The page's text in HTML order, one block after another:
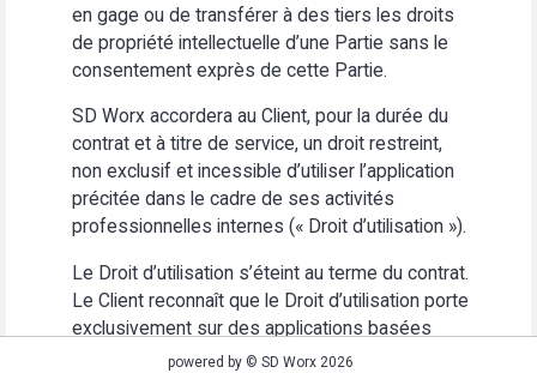
en gage ou de transférer à des tiers les droits
de propriété intellectuelle d’une Partie sans le
consentement exprès de cette Partie.
SD Worx accordera au Client, pour la durée du
contrat et à titre de service, un droit restreint,
non exclusif et incessible d’utiliser l’application
précitée dans le cadre de ses activités
professionnelles internes (« Droit d’utilisation »).
Le Droit d’utilisation s’éteint au terme du contrat.
Le Client reconnaît que le Droit d’utilisation porte
exclusivement sur des applications basées
Web. Le Client s’abstiendra (i) d’utiliser
powered by © SD Worx 2026